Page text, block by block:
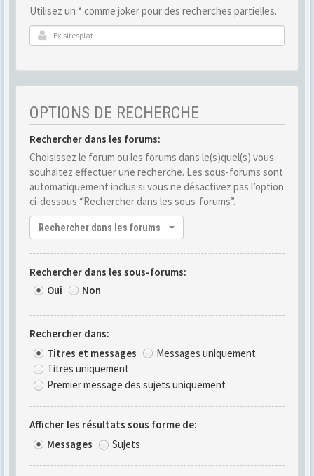
Utilisez un * comme joker pour des recherches partielles.
OPTIONS DE RECHERCHE
Rechercher dans les forums:
Choisissez le forum ou les forums dans le(s)quel(s) vous
souhaitez effectuer une recherche. Les sous-forums sont
automatiquement inclus si vous ne désactivez pas l’option
ci-dessous “Rechercher dans les sous-forums”.
Rechercher dans les forums
Rechercher dans les sous-forums:
Oui
Non
Rechercher dans:
Titres et messages
Messages uniquement
Titres uniquement
Premier message des sujets uniquement
Afficher les résultats sous forme de:
Messages
Sujets